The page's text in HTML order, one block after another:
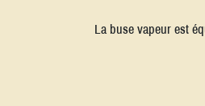
La buse vapeur est